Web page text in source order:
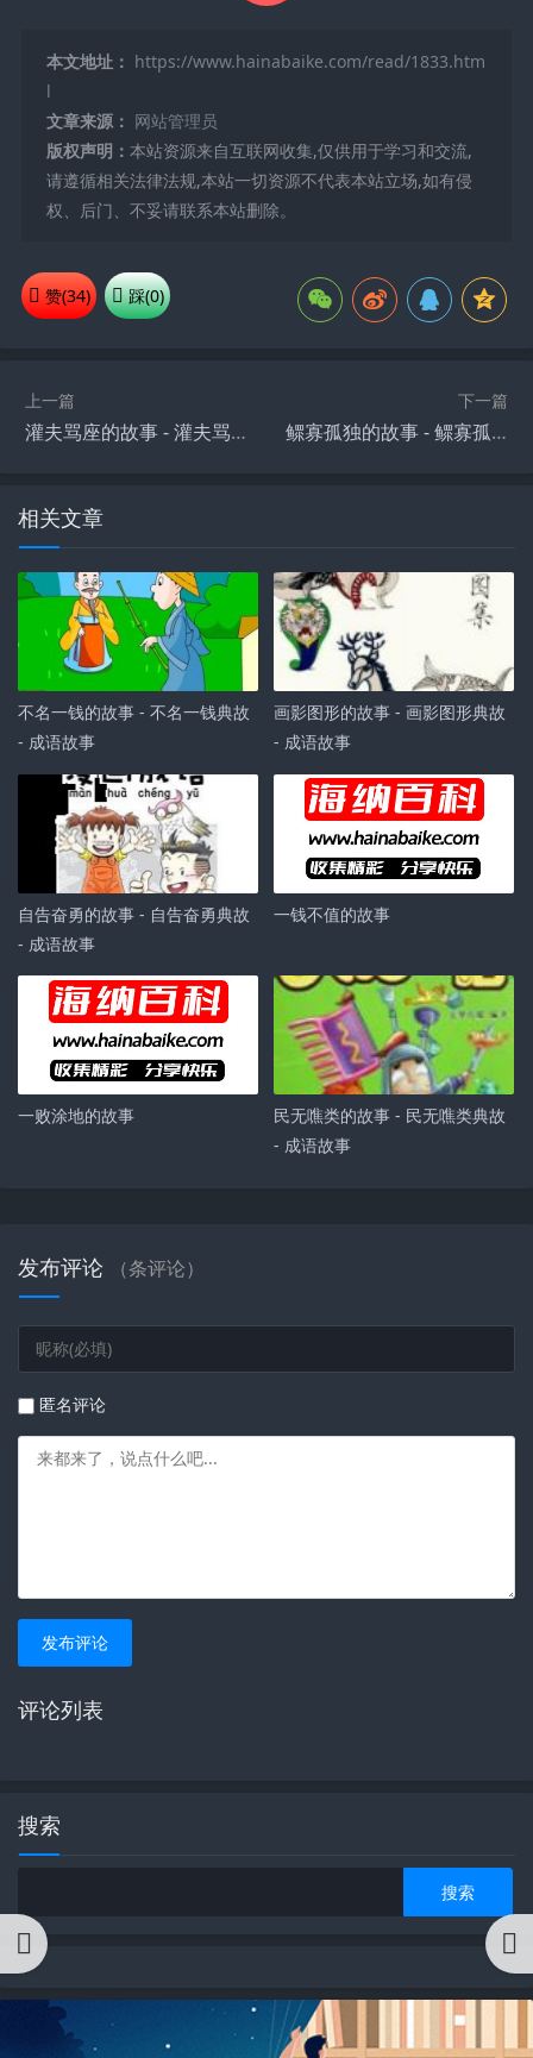
本文地址： https://www.hainabaike.com/read/1833.htm
l
文章来源： 网站管理员
版权声明： 本站资源来自互联网收集,仅供用于学习和交流,
请遵循相关法律法规,本站一切资源不代表本站立场,如有侵
权、后门、不妥请联系本站删除。
赞(34) 踩(0)
上一篇
灌夫骂座的故事 - 灌夫骂座典故 - 成语故事
下一篇
鳏寡孤独的故事 - 鳏寡孤独典故 - 成语故事
相关文章
不名一钱的故事 - 不名一钱典故
- 成语故事
画影图形的故事 - 画影图形典故
- 成语故事
自告奋勇的故事 - 自告奋勇典故
- 成语故事
一钱不值的故事
一败涂地的故事
民无噍类的故事 - 民无噍类典故
- 成语故事
发布评论 （条评论）
匿名评论
发布评论
评论列表
搜索